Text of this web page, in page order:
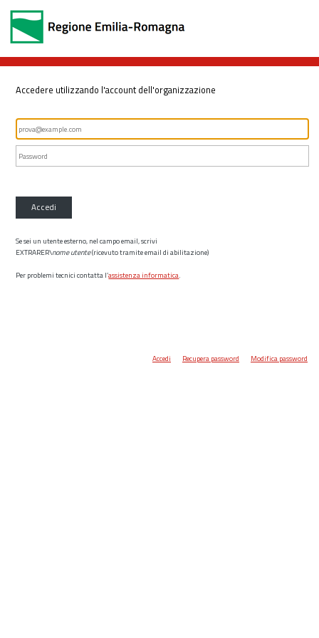
Accedere utilizzando l'account dell'organizzazione
Accedi
Se sei un utente esterno, nel campo email, scrivi
EXTRARER\nome utente(ricevuto tramite email di abilitazione)
Per problemi tecnici contatta l’assistenza informatica.
Accedi Recupera password Modifica password